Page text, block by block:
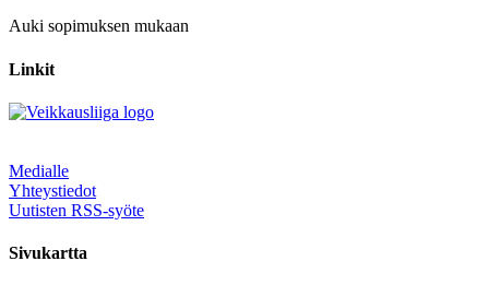
Auki sopimuksen mukaan
Linkit
Medialle
Yhteystiedot
Uutisten RSS-syöte
Sivukartta